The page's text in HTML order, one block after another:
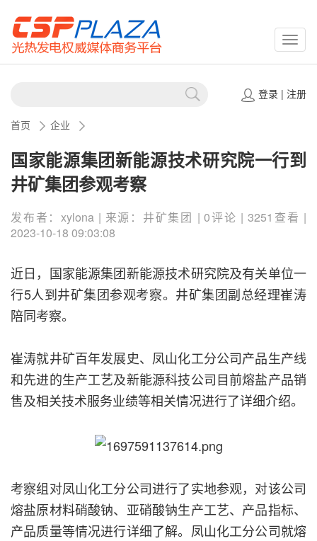
登录| 注册
首页 企业
国家能源集团新能源技术研究院一行到
井矿集团参观考察
发布者：xylona | 来源：井矿集团 | 0评论 | 3251查看 |
2023-10-18 09:03:08
近日，国家能源集团新能源技术研究院及有关单位一
行5人到井矿集团参观考察。井矿集团副总经理崔涛
陪同考察。
崔涛就井矿百年发展史、凤山化工分公司产品生产线
和先进的生产工艺及新能源科技公司目前熔盐产品销
售及相关技术服务业绩等相关情况进行了详细介绍。
考察组对凤山化工分公司进行了实地参观，对该公司
熔盐原材料硝酸钠、亚硝酸钠生产工艺、产品指标、
产品质量等情况进行详细了解。凤山化工分公司就熔